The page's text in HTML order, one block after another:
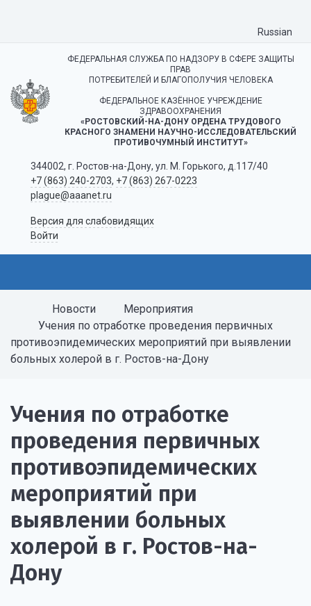
Russian
ФЕДЕРАЛЬНАЯ СЛУЖБА ПО НАДЗОРУ В СФЕРЕ ЗАЩИТЫ
ПРАВ
ПОТРЕБИТЕЛЕЙ И БЛАГОПОЛУЧИЯ ЧЕЛОВЕКА
ФЕДЕРАЛЬНОЕ КАЗЁННОЕ УЧРЕЖДЕНИЕ
ЗДРАВООХРАНЕНИЯ
«РОСТОВСКИЙ-НА-ДОНУ ОРДЕНА ТРУДОВОГО
КРАСНОГО ЗНАМЕНИ НАУЧНО-ИССЛЕДОВАТЕЛЬСКИЙ
ПРОТИВОЧУМНЫЙ ИНСТИТУТ»
344002, г. Ростов-на-Дону, ул. М. Горького, д.117/40
+7 (863) 240-2703, +7 (863) 267-0223
plague@aaanet.ru
Версия для слабовидящих
Войти
Новости
Мероприятия
Учения по отработке проведения первичных
противоэпидемических мероприятий при выявлении
больных холерой в г. Ростов-на-Дону
Учения по отработке
проведения первичных
противоэпидемических
мероприятий при
выявлении больных
холерой в г. Ростов-на-
Дону